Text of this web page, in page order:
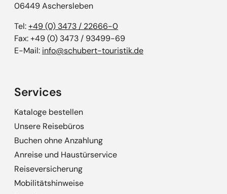
06449 Aschersleben
Tel:+49 (0) 3473 / 22666-0
Fax: +49 (0) 3473 / 93499-69
E-Mail: info@schubert-touristik.de
Services
Kataloge bestellen
Unsere Reisebüros
Buchen ohne Anzahlung
Anreise und Haustürservice
Reiseversicherung
Mobilitätshinweise